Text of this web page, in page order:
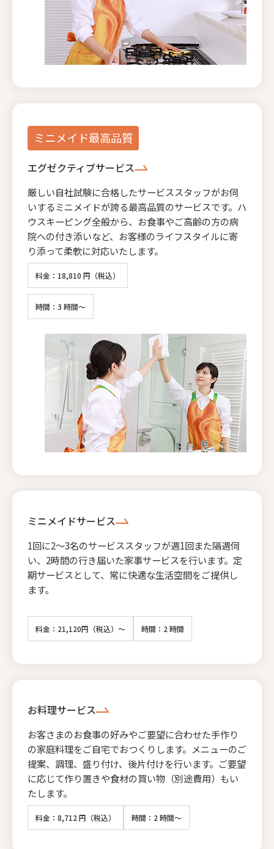
ミニメイド最高品質
エグゼクティブサービス
厳しい自社試験に合格したサービススタッフがお伺
いするミニメイドが誇る最高品質のサービスです。ハ
ウスキーピング全般から、お食事やご高齢の方の病
院への付き添いなど、お客様のライフスタイルに寄
り添って柔軟に対応いたします。
料金：18,810 円（税込）
時間：3 時間～
ミニメイドサービス
1回に2〜3名のサービススタッフが週1回また隔週伺
い、2時間の行き届いた家事サービスを行います。定
期サービスとして、常に快適な生活空間をご提供し
ます。
料金：21,120円（税込）～ 時間：2 時間
お料理サービス
お客さまのお食事の好みやご要望に合わせた手作り
の家庭料理をご自宅でおつくりします。メニューのご
提案、調理、盛り付け、後片付けを行います。ご要望
に応じて作り置きや食材の買い物（別途費用）もい
たします。
料金：8,712 円（税込） 時間：2 時間～